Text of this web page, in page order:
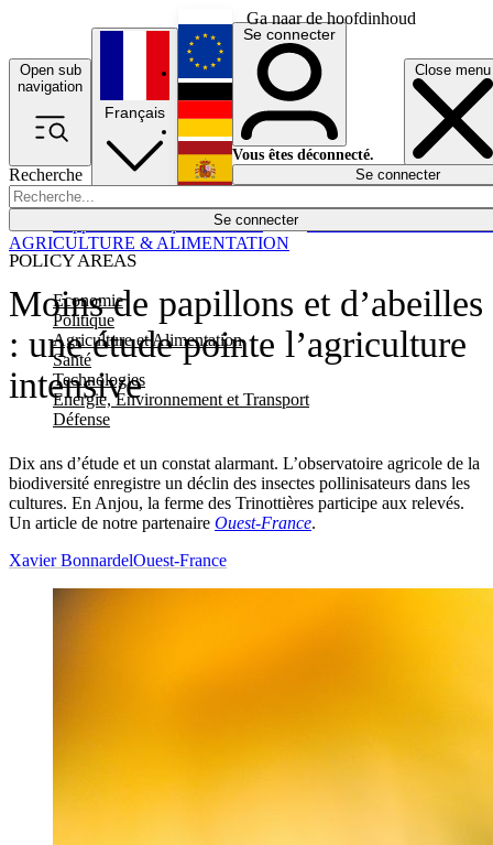
Ga naar de hoofdinhoud
Open sub
navigation
Close menu
Recherche
Se connecter
POLICY AREAS
Economie
Politique
Agriculture et Alimentation
Santé
Technologies
Energie, Environnement et Transport
Défense
Économie
Français
English
Deutsch
Español
Se connecter
Vous êtes déconnecté.
Se connecter
Moins de papillons et d’abeilles
: une étude pointe l’agriculture
intensive
Dix ans d’étude et un constat alarmant. L’observatoire agricole de la
biodiversité enregistre un déclin des insectes pollinisateurs dans les
cultures. En Anjou, la ferme des Trinottières participe aux relevés.
Un article de notre partenaire Ouest-France.
AGRICULTURE & ALIMENTATION
Xavier BonnardelOuest-France